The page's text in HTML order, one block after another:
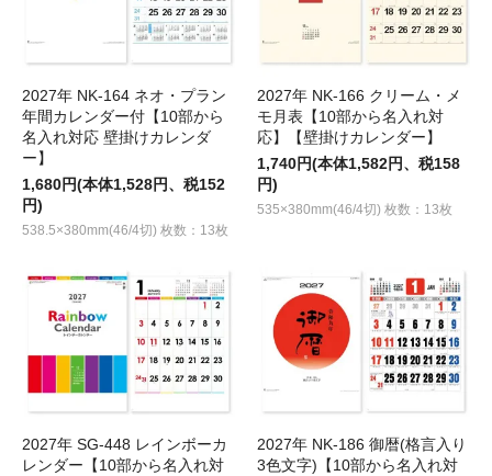
2027年 NK-164 ネオ・プラン
年間カレンダー付【10部から
名入れ対応 壁掛けカレンダ
ー】
1,680円(本体1,528円、税152
円)
538.5×380mm(46/4切) 枚数：13枚
2027年 NK-166 クリーム・メ
モ月表【10部から名入れ対
応】【壁掛けカレンダー】
1,740円(本体1,582円、税158
円)
535×380mm(46/4切) 枚数：13枚
2027年 SG-448 レインボーカ
レンダー【10部から名入れ対
2027年 NK-186 御暦(格言入り
3色文字)【10部から名入れ対